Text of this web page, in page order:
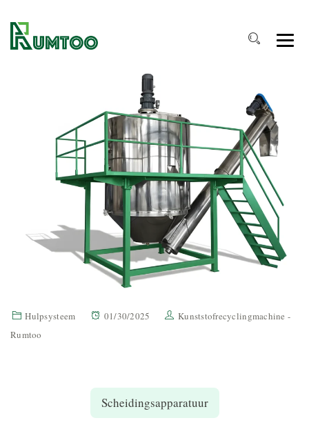
Hulpsysteem 01/30/2025
Kunststofrecyclingmachine -
Rumtoo
Scheidingsapparatuur